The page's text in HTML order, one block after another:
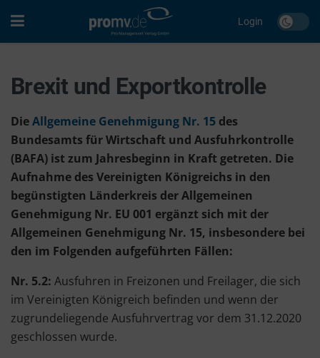
Login
Brexit und Exportkontrolle
DieAllgemeine Genehmigung Nr. 15 des
Bundesamts für Wirtschaft und Ausfuhrkontrolle
(BAFA) ist zum Jahresbeginn in Kraft getreten. Die
Aufnahme des Vereinigten Königreichs in den
begünstigten Länderkreis der Allgemeinen
Genehmigung Nr. EU 001 ergänzt sich mit der
Allgemeinen Genehmigung Nr. 15, insbesondere bei
den im Folgenden aufgeführten Fällen:
Nr. 5.2: Ausfuhren in Freizonen und Freilager, die sich
im Vereinigten Königreich befinden und wenn der
zugrundeliegende Ausfuhrvertrag vor dem 31.12.2020
geschlossen wurde.